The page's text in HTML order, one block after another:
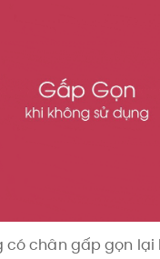
chân gấp gọn